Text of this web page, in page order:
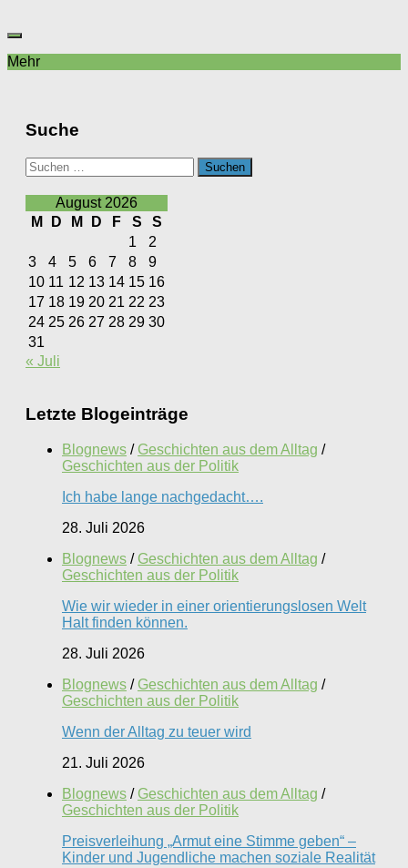
Mehr
Suche
Suchen
nach:
August 2026
M
D M D F S
S
1
2
3
4 5 6 7 8
9
10 11 12 13 14 15 16
17 18 19 20 21 22 23
24 25 26 27 28 29 30
31
« Juli
Letzte Blogeinträge
Blognews / Geschichten aus dem Alltag /
Geschichten aus der Politik
Ich habe lange nachgedacht….
28. Juli 2026
Blognews / Geschichten aus dem Alltag /
Geschichten aus der Politik
Wie wir wieder in einer orientierungslosen Welt
Halt finden können.
28. Juli 2026
Blognews / Geschichten aus dem Alltag /
Geschichten aus der Politik
Wenn der Alltag zu teuer wird
21. Juli 2026
Blognews / Geschichten aus dem Alltag /
Geschichten aus der Politik
Preisverleihung „Armut eine Stimme geben“ –
Kinder und Jugendliche machen soziale Realität